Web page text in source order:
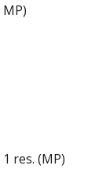
MP)
1 res. (MP)